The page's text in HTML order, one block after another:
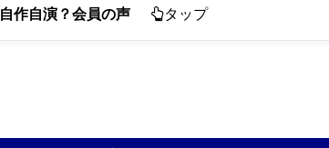
自作自演？会員の声 タップ